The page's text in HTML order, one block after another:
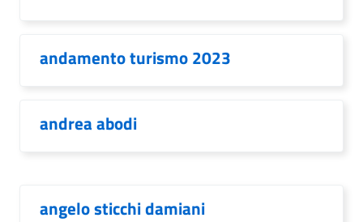
andamento turismo 2023
andrea abodi
angelo sticchi damiani